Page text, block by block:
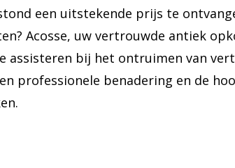
een uitstekende prijs te
Acosse, uw vertrouwde antiek
assisteren bij het ontruimen van
professionele benadering en de